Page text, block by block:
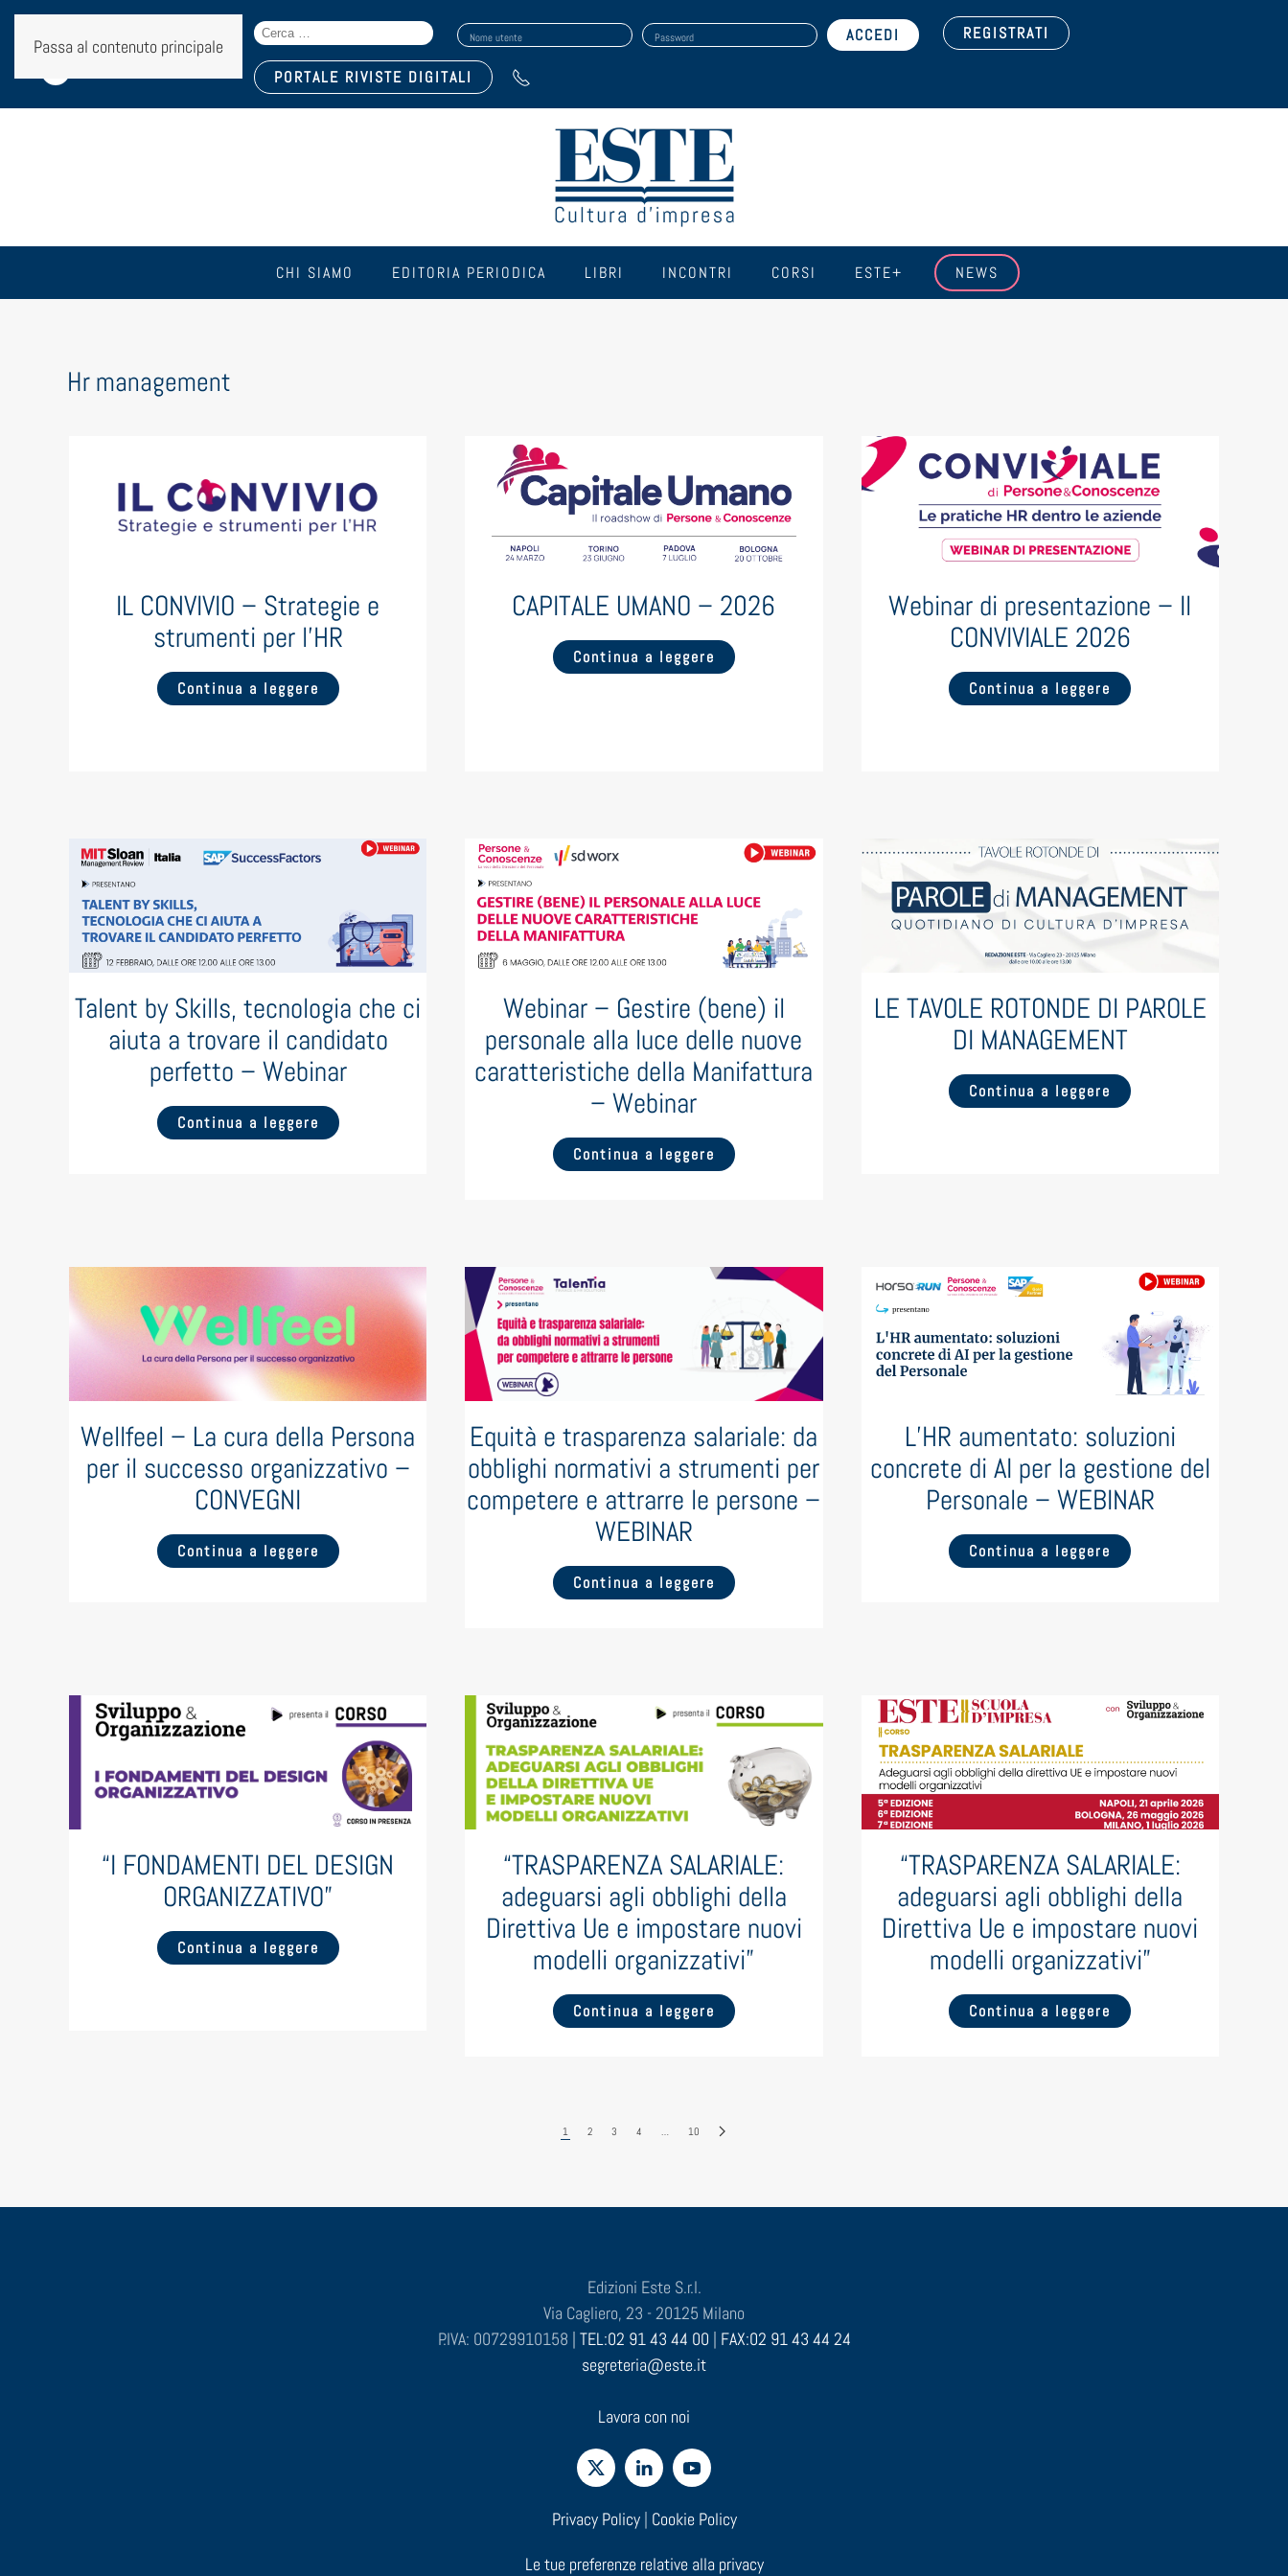
Passa al contenuto principale
Seguici sui social:
Search
for:
Nome utente Password REGISTRATI
PORTALE RIVISTE DIGITALI
CHI SIAMO EDITORIA PERIODICA LIBRI INCONTRI CORSI ESTE+ NEWS
Hr management
IL CONVIVIO – Strategie e
strumenti per l’HR
Continua a leggere
CAPITALE UMANO – 2026
Continua a leggere
Webinar di presentazione – Il
CONVIVIALE 2026
Continua a leggere
Talent by Skills, tecnologia che ci
aiuta a trovare il candidato
perfetto – Webinar
Continua a leggere
Webinar – Gestire (bene) il
personale alla luce delle nuove
caratteristiche della Manifattura
– Webinar
Continua a leggere
LE TAVOLE ROTONDE DI PAROLE
DI MANAGEMENT
Continua a leggere
Wellfeel – La cura della Persona
per il successo organizzativo –
CONVEGNI
Continua a leggere
Equità e trasparenza salariale: da
obblighi normativi a strumenti per
competere e attrarre le persone –
WEBINAR
Continua a leggere
L’HR aumentato: soluzioni
concrete di AI per la gestione del
Personale – WEBINAR
Continua a leggere
“I FONDAMENTI DEL DESIGN
ORGANIZZATIVO”
Continua a leggere
“TRASPARENZA SALARIALE:
adeguarsi agli obblighi della
Direttiva Ue e impostare nuovi
modelli organizzativi”
Continua a leggere
“TRASPARENZA SALARIALE:
adeguarsi agli obblighi della
Direttiva Ue e impostare nuovi
modelli organizzativi”
Continua a leggere
1 2 3 4 … 10
Edizioni Este S.r.l.
Via Cagliero, 23 - 20125 Milano
P.IVA: 00729910158 | TEL:02 91 43 44 00 | FAX:02 91 43 44 24
segreteria@este.it
Lavora con noi
Privacy Policy| Cookie Policy
Le tue preferenze relative alla privacy